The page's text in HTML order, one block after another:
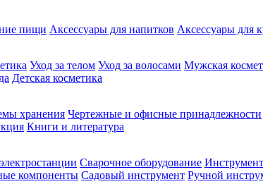
пищи Аксессуары для напитков Аксессуары для
Уход за телом Уход за волосами Мужская
Детская косметика
хранения Чертежные и офисные принадлежности
Книги и литература
Сварочное оборудование
компоненты Садовый инструмент Ручной